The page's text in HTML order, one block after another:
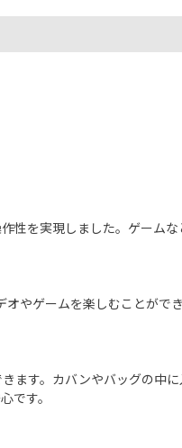
性を実現しました。ゲームな
やゲームを楽しむことがで
ます。カバンやバッグの中に
です。